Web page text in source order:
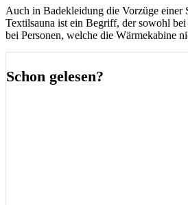
Auch in Badekleidung die Vorzüge einer
Textilsauna ist ein Begriff, der sowohl bei
bei Personen, welche die Wärmekabine
Schon gelesen?